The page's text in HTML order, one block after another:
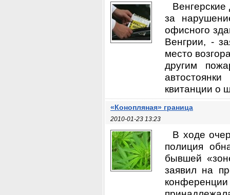
за
офисного
Венгрии, -
место
другим
квитанции о
«Конопляная» граница
2010-01-23 13:23
В ходе
полиция
бывшей
заявил на